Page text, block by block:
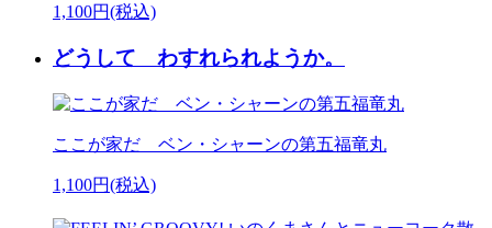
1,100円(税込)
どうして わすれられようか。
ここが家だ ベン・シャーンの第五福竜丸
1,100円(税込)